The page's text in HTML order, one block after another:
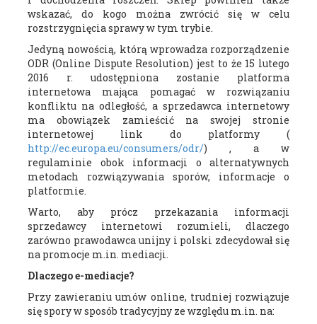
wskazać, do kogo można zwrócić się w celu
rozstrzygnięcia sprawy w tym trybie.
Jedyną nowością, którą wprowadza rozporządzenie
ODR (Online Dispute Resolution) jest to że 15 lutego
2016 r. udostępniona zostanie platforma
internetowa mająca pomagać w rozwiązaniu
konfliktu na odległość, a sprzedawca internetowy
ma obowiązek zamieścić na swojej stronie
internetowej link do platformy (
http://ec.europa.eu/consumers/odr/) , a w
regulaminie obok informacji o alternatywnych
metodach rozwiązywania sporów, informacje o
platformie.
Warto, aby prócz przekazania informacji
sprzedawcy internetowi rozumieli, dlaczego
zarówno prawodawca unijny i polski zdecydował się
na promocje m.in. mediacji.
Dlaczego e-mediacje?
Przy zawieraniu umów online, trudniej rozwiązuje
się spory w sposób tradycyjny ze względu m.in. na: